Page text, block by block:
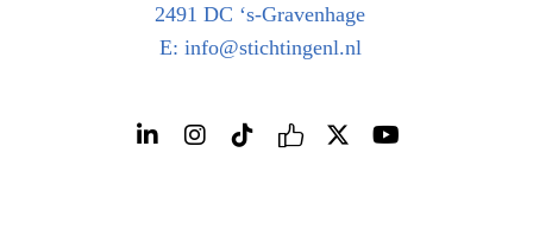
2491 DC ‘s-Gravenhage
E: info@stichtingenl.nl